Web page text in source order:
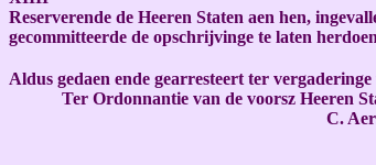
Reserverende de Heeren Staten aen hen,
gecommitteerde de opschrijvinge te laten
Aldus gedaen ende gearresteert ter
Ter Ordonnantie van de voorsz Heeren
C.